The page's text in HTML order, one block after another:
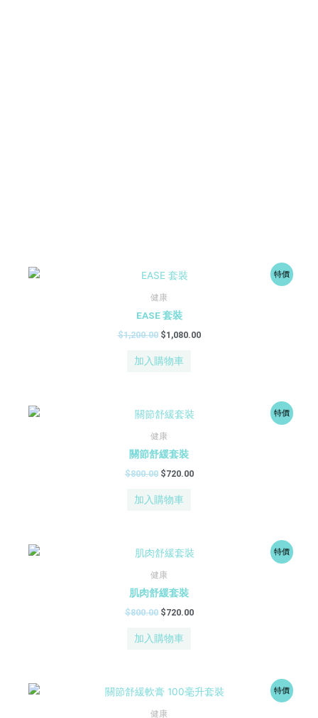
特價
健康
EASE 套裝
$1,200.00
原
價
$1,200.00。
$1,080.00
加入購物車
特價
健康
關節舒緩套裝
$800.00
原
始
價
$800.00。
$720.00
目
前
加入購物車
特價
健康
肌肉舒緩套裝
$800.00
原
始
價
$800.00。
$720.00
目
前
加入購物車
特價
健康
原
始
價
目
前